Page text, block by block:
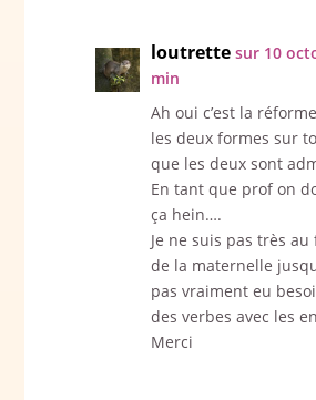
loutrette sur 10
min
Ah oui c’est la
les deux formes sur
que les deux sont
En tant que prof on
ça hein….
Je ne suis pas très
de la maternelle
pas vraiment eu
des verbes avec les
Merci